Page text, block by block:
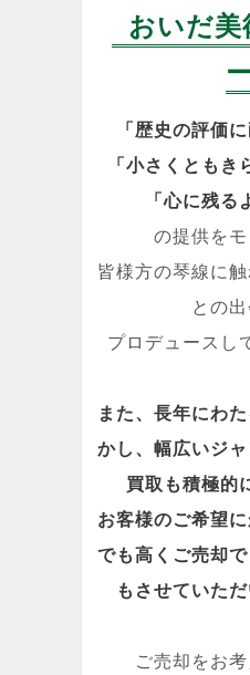
おいだ美
ー
「歴史の評価
「小さくともき
「心に残る
の提供をモ
皆様方の琴線に
との
プロデュースし
また、長年にわ
かし、幅広いジ
買取も積極的
お客様のご希望
でも高くご売却
もさせていた
ご売却をお考